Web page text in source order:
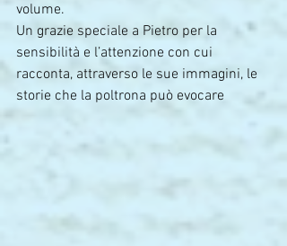
volume.
Un grazie speciale a Pietro per la
sensibilità e l’attenzione con cui
racconta, attraverso le sue immagini, le
storie che la poltrona può evocare